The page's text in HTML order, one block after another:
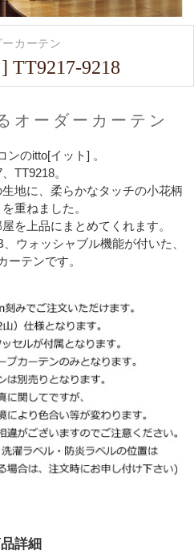
オーダーカーテン
カーテン
TT9217-9218
ンのitto[イット] 。
TT9218。
地に、柔らかなタッチの小花柄
重ねました。
を上品にまとめてくれます。
ウォッシャブル機能が付いた、
ーテンです。
詳細